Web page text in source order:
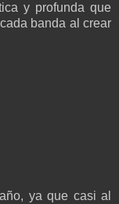
y profunda que
banda al crear
ya que casi al